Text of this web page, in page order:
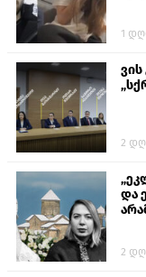
1
2
და
2